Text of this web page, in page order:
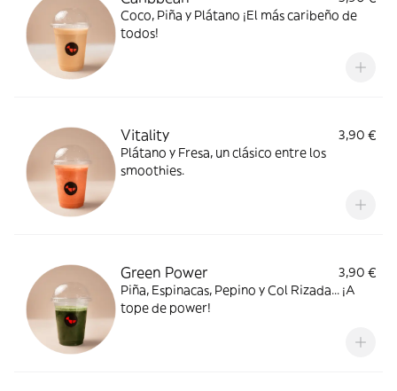
Coco, Piña y Plátano ¡El más caribeño de
todos!
Vitality
3,90 €
Plátano y Fresa, un clásico entre los
smoothies.
Green Power
3,90 €
Piña, Espinacas, Pepino y Col Rizada... ¡A
tope de power!